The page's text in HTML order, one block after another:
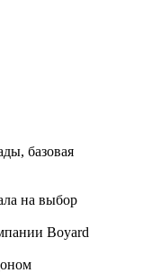
базовая
на выбор
Boyard